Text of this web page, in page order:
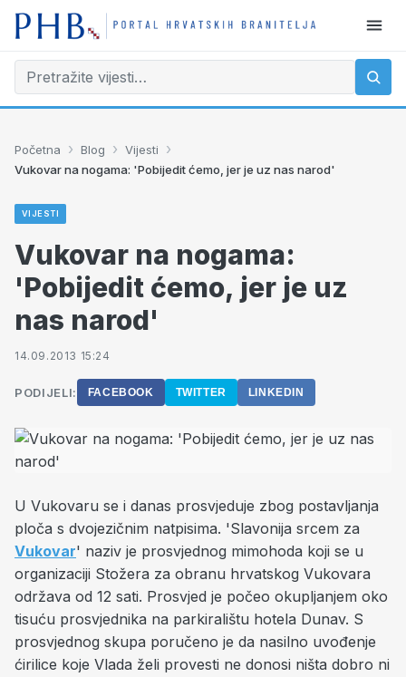
Početna › Blog › Vijesti ›
Vukovar na nogama: 'Pobijedit ćemo, jer je uz nas narod'
VIJESTI
Vukovar na nogama:
'Pobijedit ćemo, jer je uz
nas narod'
14.09.2013 15:24
PODIJELI: FACEBOOK TWITTER LINKEDIN
U Vukovaru se i danas prosvjeduje zbog postavljanja
ploča s dvojezičnim natpisima. 'Slavonija srcem za
Vukovar' naziv je prosvjednog mimohoda koji se u
organizaciji Stožera za obranu hrvatskog Vukovara
održava od 12 sati. Prosvjed je počeo okupljanjem oko
tisuću prosvjednika na parkiralištu hotela Dunav. S
prosvjednog skupa poručeno je da nasilno uvođenje
ćirilice koje Vlada želi provesti ne donosi ništa dobro ni